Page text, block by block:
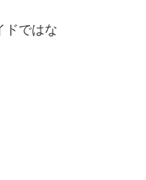
ドではな